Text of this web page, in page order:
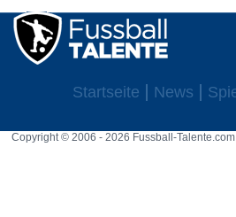
Startseite News
Copyright © 2006 - 2026 Fussball-